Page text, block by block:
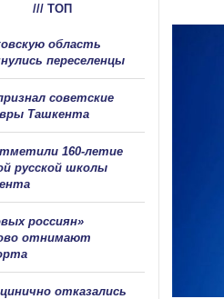
/// ТОП
область
переселенцы
советские
Ташкента
160-летие
русской школы
россиян»
отнимают
отказались